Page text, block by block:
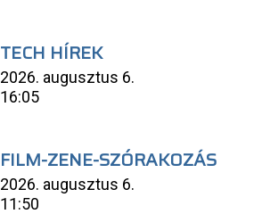
TECH HÍREK
2026. augusztus 6.
16:05
FILM-ZENE-SZÓRAKOZÁS
2026. augusztus 6.
11:50